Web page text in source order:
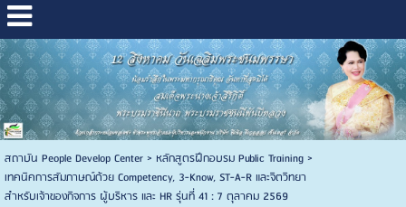
สถาบัน People Develop Center> หลักสูตรฝึกอบรม Public Training>
เทคนิคการสัมภาษณ์ด้วย Competency, 3-Know, ST-A-R และจิตวิทยา
สำหรับเจ้าของกิจการ ผู้บริหาร และ HR รุ่นที่ 41 : 7 ตุลาคม 2569